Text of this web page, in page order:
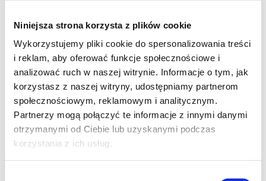
Niniejsza strona korzysta z plików cookie
Wykorzystujemy pliki cookie do spersonalizowania treści
i reklam, aby oferować funkcje społecznościowe i
analizować ruch w naszej witrynie. Informacje o tym, jak
korzystasz z naszej witryny, udostępniamy partnerom
społecznościowym, reklamowym i analitycznym.
Partnerzy mogą połączyć te informacje z innymi danymi
otrzymanymi od Ciebie lub uzyskanymi podczas
korzystania z ich usług.
Elastyczność i dostępność –szkolenia e-learningowe
są dostępne o każdej porze i z dowolnego miejsca, co
sprzyja elastyczności i dostępności.
Efektywność kosztowa –e-learning eliminuje wiele
kosztów związanych z tradycyjnymi szkoleniami, jak
np. koszty podróżowania, opłaty za trenera czy
wynajem sali szkoleniowej.
Jednolitość i spójność –
przekaz informacji do wszystkich pracowników.